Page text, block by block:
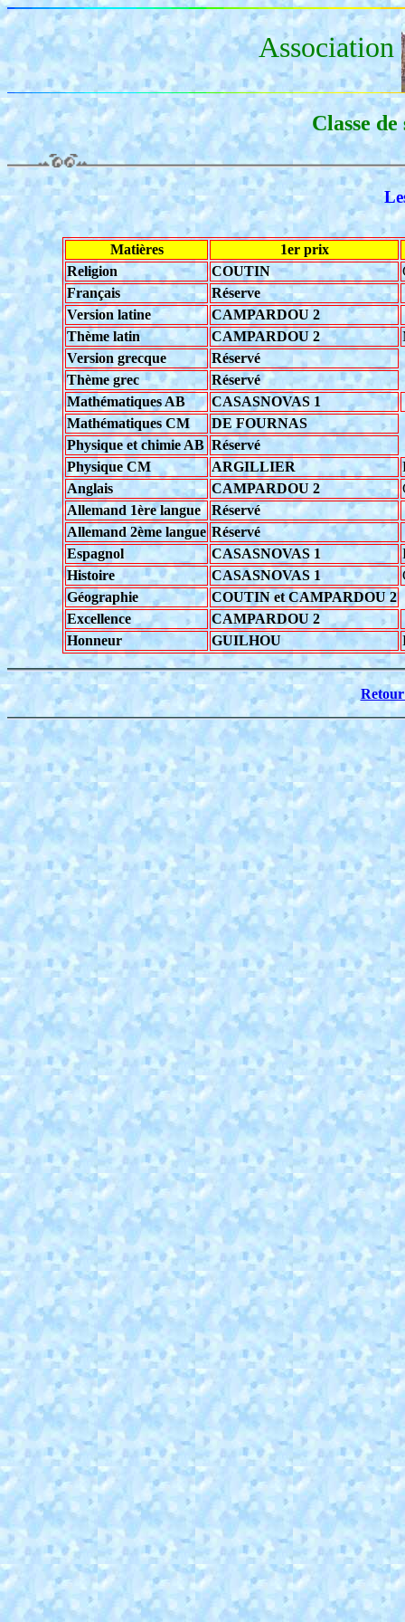
Association
Classe de
Matières
1er prix
Religion
COUTIN
Français
Réserve
Version latine
CAMPARDOU 2
Thème latin
CAMPARDOU 2
Version grecque
Réservé
Thème grec
Réservé
Mathématiques AB
CASASNOVAS 1
Mathématiques CM
DE FOURNAS
Physique et chimie AB Réservé
Physique CM
ARGILLIER
Anglais
CAMPARDOU 2
Allemand 1ère langue
Réservé
Allemand 2ème langue Réservé
Espagnol
CASASNOVAS 1
Histoire
CASASNOVAS 1
Géographie
COUTIN et CAMPARDOU 2
Excellence
CAMPARDOU 2
Honneur
GUILHOU
Retour